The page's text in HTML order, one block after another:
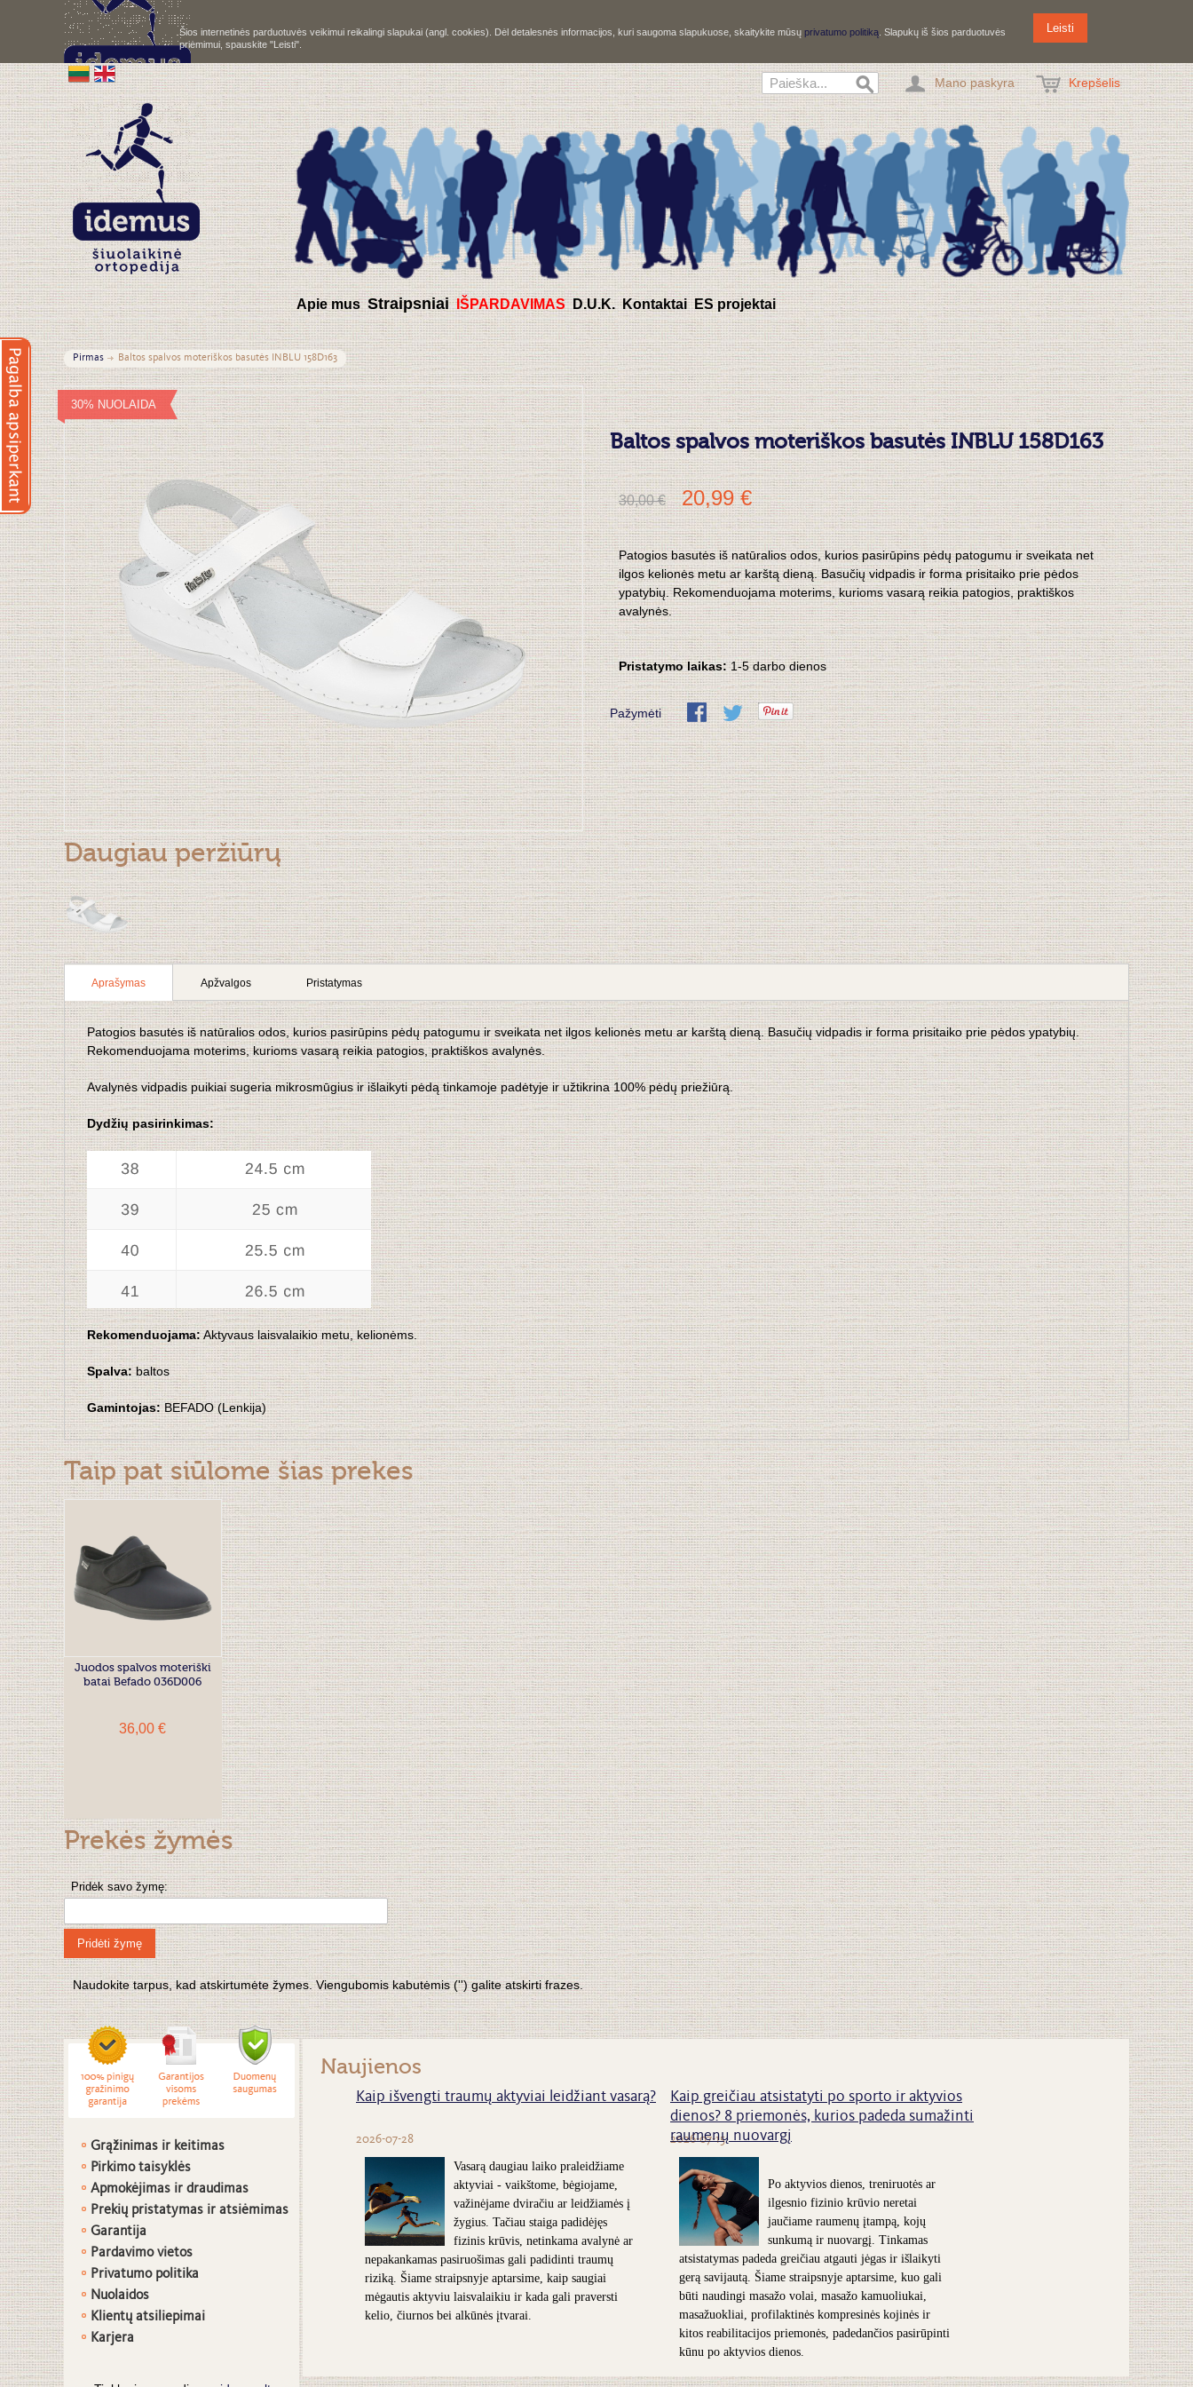
Šios internetinės parduotuvės veikimui reikalingi slapukai (angl. cookies). Dėl detalesnės informacijos, kuri saugoma slapukuose, skaitykite mūsų privatumo politiką . Slapukų iš šios parduotuvės
priėmimui, spauskite "Leisti".
Leisti
Mano paskyra Krepšelis
Apie mus Straipsniai IŠPARDAVIMAS D.U.K. Kontaktai ES projektai
Pirmas Baltos spalvos moteriškos basutės INBLU 158D163
30% NUOLAIDA
Daugiau peržiūrų
Baltos spalvos moteriškos basutės INBLU 158D163
30,00 € 20,99 €
Patogios basutės iš natūralios odos, kurios pasirūpins pėdų patogumu ir sveikata net
ilgos kelionės metu ar karštą dieną. Basučių vidpadis ir forma prisitaiko prie pėdos
ypatybių. Rekomenduojama moterims, kurioms vasarą reikia patogios, praktiškos
avalynės.
Pristatymo laikas:1-5darbo dienos
Pažymėti
Aprašymas Apžvalgos Pristatymas
Patogios basutės iš natūralios odos, kurios pasirūpins pėdų patogumu ir sveikata net ilgos kelionės metu ar karštą dieną. Basučių vidpadis ir forma prisitaiko prie pėdos ypatybių.
Rekomenduojama moterims, kurioms vasarą reikia patogios, praktiškos avalynės.
Avalynės vidpadis puikiai sugeria mikrosmūgius ir išlaikyti pėdą tinkamoje padėtyje ir užtikrina 100% pėdų priežiūrą.
Dydžių pasirinkimas:
Rekomenduojama:Aktyvaus laisvalaikio metu, kelionėms.
Spalva:baltos
Gamintojas:BEFADO (Lenkija)
Taip pat siūlome šias prekes
Juodos spalvos moteriški
batai Befado 036D006
36,00 €
Prekės žymės
Pridėk savo žymę:
Pridėti žymę
Naudokite tarpus, kad atskirtumėte žymes. Viengubomis kabutėmis ('') galite atskirti frazes.
Grąžinimas ir keitimas
Pirkimo taisyklės
Apmokėjimas ir draudimas
Prekių pristatymas ir atsiėmimas
Garantija
Pardavimo vietos
Privatumo politika
Nuolaidos
Klientų atsiliepimai
Karjera
Naujienos
Kaip išvengti traumų aktyviai leidžiant vasarą?
2026-07-28
Vasarą daugiau laiko praleidžiame
aktyviai - vaikštome, bėgiojame,
važinėjame dviračiu ar leidžiamės į
žygius. Tačiau staiga padidėjęs
fizinis krūvis, netinkama avalynė ar
nepakankamas pasiruošimas gali padidinti traumų
riziką. Šiame straipsnyje aptarsime, kaip saugiai
mėgautis aktyviu laisvalaikiu ir kada gali praversti
kelio, čiurnos bei alkūnės įtvarai.
Kaip greičiau atsistatyti po sporto ir aktyvios
dienos? 8 priemonės, kurios padeda sumažinti
raumenų nuovargį
2026-07-15
Po aktyvios dienos, treniruotės ar
ilgesnio fizinio krūvio neretai
jaučiame raumenų įtampą, kojų
sunkumą ir nuovargį. Tinkamas
atsistatymas padeda greičiau atgauti jėgas ir išlaikyti
gerą savijautą. Šiame straipsnyje aptarsime, kuo gali
būti naudingi masažo volai, masažo kamuoliukai,
masažuokliai, profilaktinės kompresinės kojinės ir
kitos reabilitacijos priemonės, padedančios pasirūpinti
kūnu po aktyvios dienos.